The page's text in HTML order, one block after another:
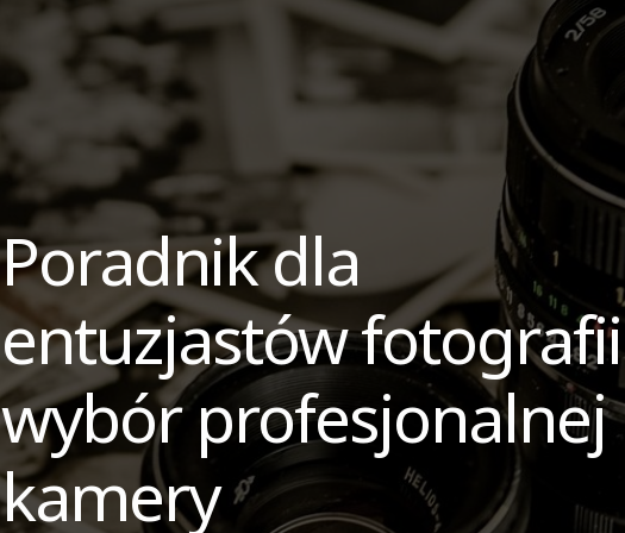
Poradnik dla
entuzjastów
wybór profesjonalnej
kamery